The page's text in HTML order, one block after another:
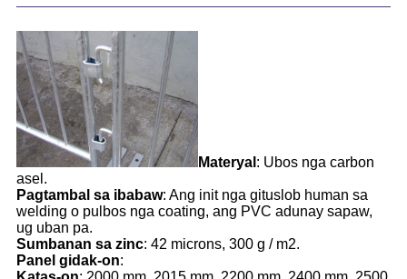
Materyal : Ubos nga carbon
asel.
Pagtambal sa ibabaw: Ang init nga gituslob human sa
welding o pulbos nga coating, ang PVC adunay sapaw,
ug uban pa.
Sumbanan sa zinc: 42 microns, 300 g / m2.
Panel gidak-on: